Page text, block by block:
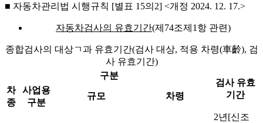
■ 자동차관리법 시행규칙 [별표 15의2] <개정 2024. 12. 17.>
자동차검사의 유효기간(제74조제1항 관련)
종합검사의 대상ㄱ과 유효기간(검사 대상, 적용 차령(車齡), 검
사 유효기간)
구분
검사 유효
기간
차
종
사업용
구분
규모 차령
2년[신조